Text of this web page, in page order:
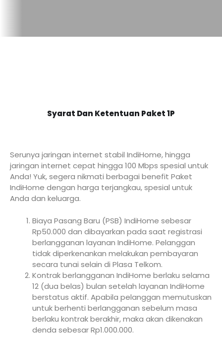
Syarat Dan Ketentuan Paket 1P
Serunya jaringan internet stabil IndiHome, hingga
jaringan internet cepat hingga 100 Mbps spesial untuk
Anda! Yuk, segera nikmati berbagai benefit Paket
IndiHome dengan harga terjangkau, spesial untuk
Anda dan keluarga.
Biaya Pasang Baru (PSB) IndiHome sebesar
Rp50.000 dan dibayarkan pada saat registrasi
berlangganan layanan IndiHome. Pelanggan
tidak diperkenankan melakukan pembayaran
secara tunai selain di Plasa Telkom.
Kontrak berlangganan IndiHome berlaku selama
12 (dua belas) bulan setelah layanan IndiHome
berstatus aktif. Apabila pelanggan memutuskan
untuk berhenti berlangganan sebelum masa
berlaku kontrak berakhir, maka akan dikenakan
denda sebesar Rp1.000.000.